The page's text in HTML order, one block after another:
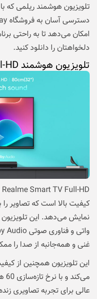
تلویزیون هوشمند ریلمی که
امکان می‌دهد تا به راحتی
دلخواهتان را دانلود کنید.
تلویزیون هوشمند Realme Smart TV Full-HD
کیفیت بالا است که تصاویر
غنی و همه‌جانبه از صدا را
عالی برای تجربه تصاویری